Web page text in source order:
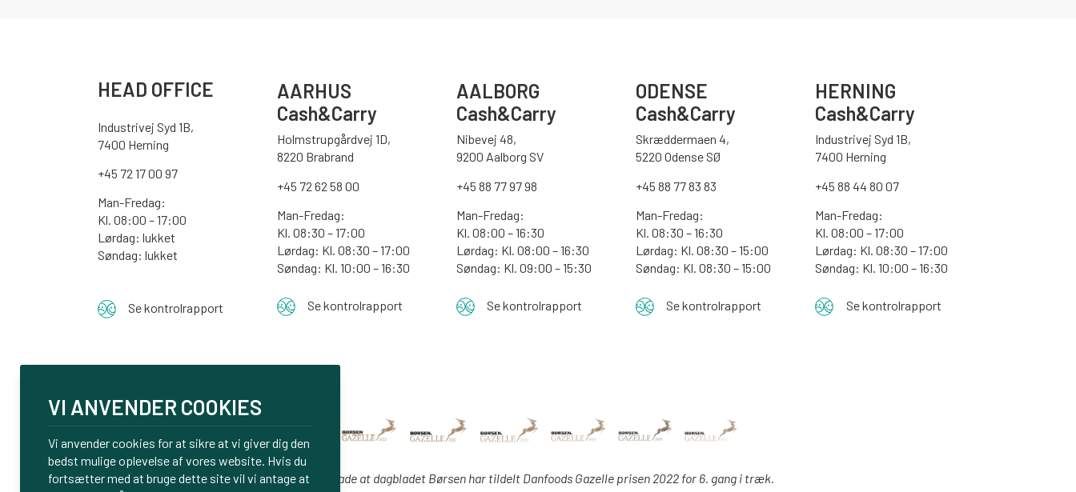
HEAD OFFICE
Industrivej Syd 1B,
7400 Herning
+45 72 17 00 97
Man-Fredag:
Kl. 08:00 – 17:00
Lørdag: lukket
Søndag: lukket
Se kontrolrapport
AARHUS
Cash&Carry
Holmstrupgårdvej 1D,
8220 Brabrand
+45 72 62 58 00
Man-Fredag:
Kl. 08:30 – 17:00
Lørdag: Kl. 08:30 – 17:00
Søndag: Kl. 10:00 – 16:30
Se kontrolrapport
AALBORG
Cash&Carry
Nibevej 48,
9200 Aalborg SV
+45 88 77 97 98
Man-Fredag:
Kl. 08:00 – 16:30
Lørdag: Kl. 08:00 – 16:30
Søndag: Kl. 09:00 – 15:30
Se kontrolrapport
ODENSE
Cash&Carry
Skræddermaen 4,
5220 Odense SØ
+45 88 77 83 83
Man-Fredag:
Kl. 08:30 – 16:30
Lørdag: Kl. 08:30 – 15:00
Søndag: Kl. 08:30 – 15:00
Se kontrolrapport
HERNING
Cash&Carry
Industrivej Syd 1B,
7400 Herning
+45 88 44 80 07
Man-Fredag:
Kl. 08:00 – 17:00
Lørdag: Kl. 08:30 – 17:00
Søndag: Kl. 10:00 – 16:30
Se kontrolrapport
Vi er glade at dagbladet Børsen har tildelt Danfoods Gazelle prisen 2022 for 6. gang i træk.
VI ANVENDER COOKIES
Vi anvender cookies for at sikre at vi giver dig den
bedst mulige oplevelse af vores website. Hvis du
fortsætter med at bruge dette site vil vi antage at